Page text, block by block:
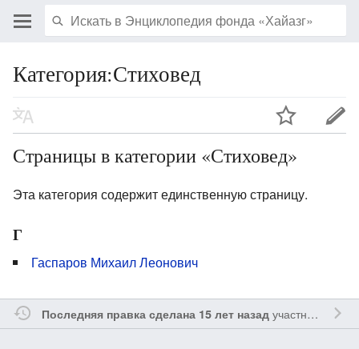
Категория:Стиховед
Страницы в категории «Стиховед»
Эта категория содержит единственную страницу.
Г
Гаспаров Михаил Леонович
Последняя правка сделана 15 лет назадучастником